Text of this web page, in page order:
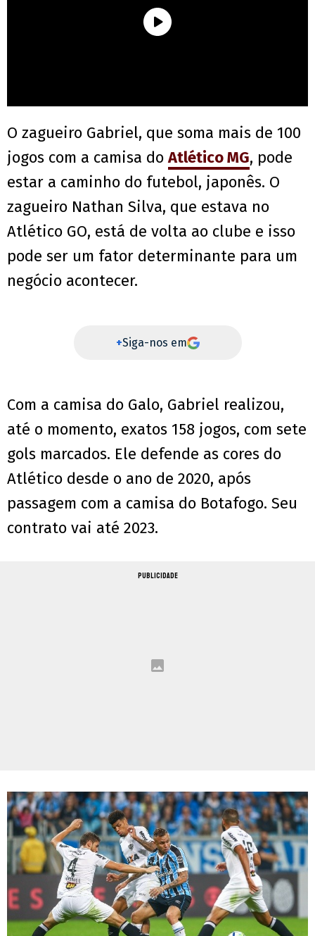
O zagueiro Gabriel, que soma mais de 100
jogos com a camisa doAtlético MG, pode
estar a caminho do futebol, japonês. O
zagueiro Nathan Silva, que estava no
Atlético GO, está de volta ao clube e isso
pode ser um fator determinante para um
negócio acontecer.
+Siga-nos em
Com a camisa do Galo, Gabriel realizou,
até o momento, exatos 158 jogos, com sete
gols marcados. Ele defende as cores do
Atlético desde o ano de 2020, após
passagem com a camisa do Botafogo. Seu
contrato vai até 2023.
PUBLICIDADE